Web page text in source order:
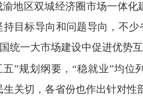
地区双城经济圈市场一体化
标导向和问题导向，不少
一大市场建设中促进优势互
”规划纲要，“稳就业”均位
关切，各省份也作出针对性